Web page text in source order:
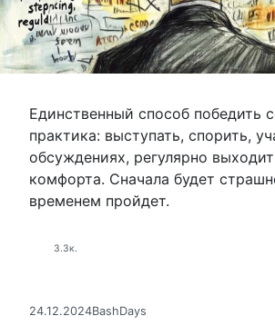
Единственный способ победить
практика: выступать, спорить,
обсуждениях, регулярно
комфорта. Сначала будет
временем пройдет.
3.3к.
24.12.2024BashDays